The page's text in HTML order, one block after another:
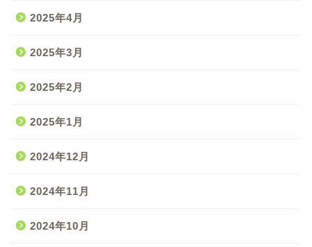
2025年4月
2025年3月
2025年2月
2025年1月
2024年12月
2024年11月
2024年10月